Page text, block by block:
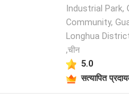
Industrial Park,
Community,
Longhua
,चीन
5.0
सत्यापित